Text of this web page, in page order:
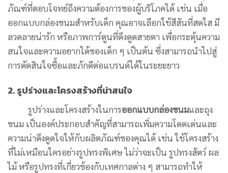
ภัณฑ์ที่ตอบโจทย์ถึงความต้องการของผู้บริโภคได้ เช่น เมื่อ
ออกแบบกล่องขนมสำหรับเด็ก คุณอาจเลือกใช้สีสันที่สดใส มี
ลวดลายน่ารัก หรือภาพการ์ตูนที่ดึงดูดสายตา เพื่อกระตุ้นความ
สนใจและความอยากได้ของเด็ก ๆ เป็นต้น ซึ่งสามารถนำไปสู่
การตัดสินใจซื้อและภักดีต่อแบรนด์ได้ในระยะยาว
2. รูปร่างและโครงสร้างที่น่าสนใจ
รูปร่างและโครงสร้างในการออกแบบกล่องขนมและถุง
ขนม เป็นองค์ประกอบสำคัญที่สามารถเพิ่มความโดดเด่นและ
ความน่าดึงดูดใจให้กับผลิตภัณฑ์ของคุณได้ เช่น ใช้โครงสร้าง
ที่ไม่เหมือนใครอย่างรูปทรงพิเศษ ไม่ว่าจะเป็น รูปทรงสัตว์ ผล
ไม้ หรือรูปทรงที่เกี่ยวข้องกับเทศกาลต่าง ๆ สามารถทำให้